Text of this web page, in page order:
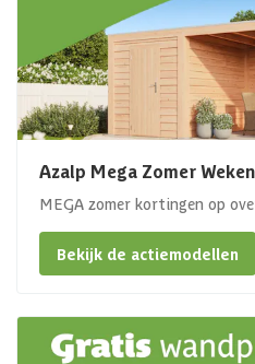
Azalp Mega Zomer Weken
MEGA zomer kortingen op
Bekijk de actiemodellen